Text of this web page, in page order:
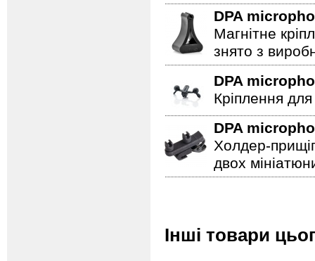
DPA
Магнітне
знято з
DPA
Кріплення
DPA
Холдер-
двох
Інші товари